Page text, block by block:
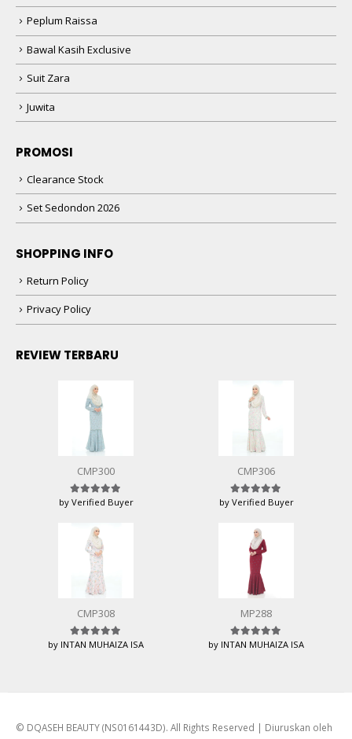
Peplum Raissa
Bawal Kasih Exclusive
Suit Zara
Juwita
PROMOSI
Clearance Stock
Set Sedondon 2026
SHOPPING INFO
Return Policy
Privacy Policy
REVIEW TERBARU
CMP300
Rated5 out of 5
by Verified Buyer
CMP306
Rated5 out of 5
by Verified Buyer
CMP308
Rated5out of 5
by INTAN MUHAIZA ISA
MP288
Rated5out of 5
by INTAN MUHAIZA ISA
© DQASEH BEAUTY (NS0161443D). All Rights Reserved | Diuruskan oleh